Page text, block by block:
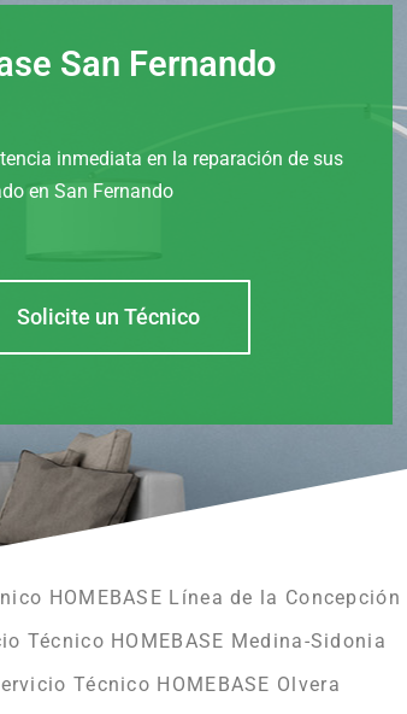
San Fernando
inmediata en la reparación de sus
en San Fernando
Solicite un Técnico
HOMEBASE Línea de la Concepción
Técnico HOMEBASE Medina-Sidonia
Técnico HOMEBASE Olvera